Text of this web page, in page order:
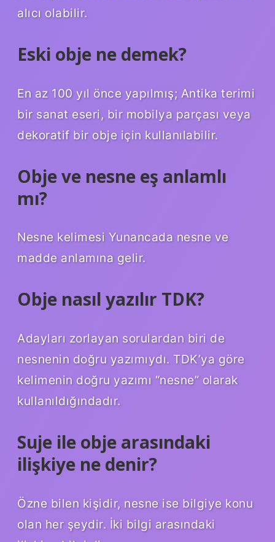
alıcı olabilir.
Eski obje ne demek?
En az 100 yıl önce yapılmış; Antika terimi
bir sanat eseri, bir mobilya parçası veya
dekoratif bir obje için kullanılabilir.
Obje ve nesne eş anlamlı
mı?
Nesne kelimesi Yunancada nesne ve
madde anlamına gelir.
Obje nasıl yazılır TDK?
Adayları zorlayan sorulardan biri de
nesnenin doğru yazımıydı. TDK’ya göre
kelimenin doğru yazımı “nesne” olarak
kullanıldığındadır.
Suje ile obje arasındaki
ilişkiye ne denir?
Özne bilen kişidir, nesne ise bilgiye konu
olan her şeydir. İki bilgi arasındaki